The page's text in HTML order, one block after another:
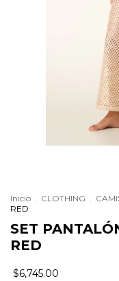
Inicio CLOTHING
RED
SET
RED
$6,745.00